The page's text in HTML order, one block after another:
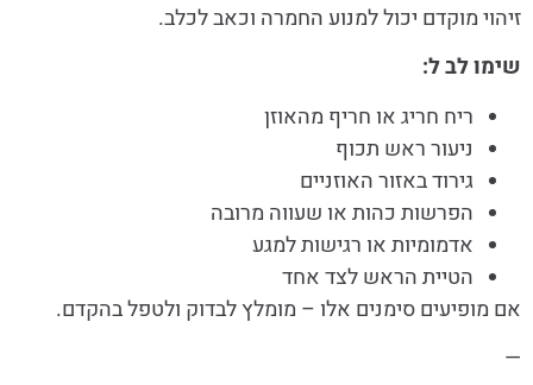
זיהוי מוקדם יכול למנוע החמרה וכאב לכלב.
שימו לב ל:
ריח חריג או חריף מהאוזן
ניעור ראש תכוף
גירוד באזור האוזניים
הפרשות כהות או שעווה מרובה
אדמומיות או רגישות למגע
הטיית הראש לצד אחד
אם מופיעים סימנים אלו – מומלץ לבדוק ולטפל בהקדם.
—